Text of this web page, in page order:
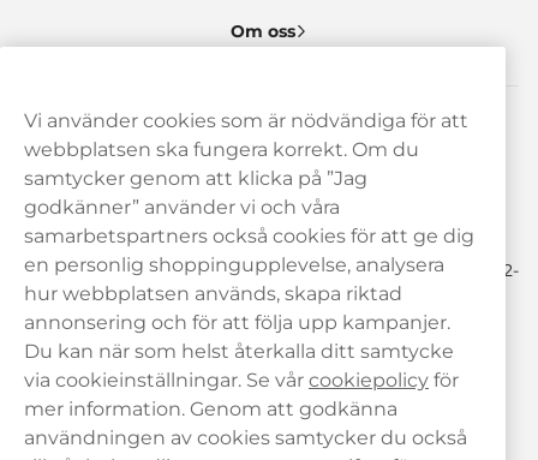
Behöver du hjälp? Kontakta oss gärna!
hej@haypp.com
08 517 910 97
Mån-Tor 8.00-17.00 | Fre 9.00-17.00 | (Lunchstängt må-fre 12-
13)
Om oss
Vi använder cookies som är nödvändiga för att
webbplatsen ska fungera korrekt. Om du
samtycker genom att klicka på ”Jag
godkänner” använder vi och våra
samarbetspartners också cookies för att ge dig
en personlig shoppingupplevelse, analysera
hur webbplatsen används, skapa riktad
annonsering och för att följa upp kampanjer.
Du kan när som helst återkalla ditt samtycke
via cookieinställningar. Se vår cookiepolicy för
mer information. Genom att godkänna
användningen av cookies samtycker du också